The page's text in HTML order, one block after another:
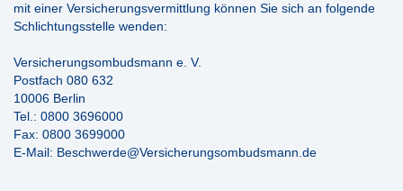
mit einer Versicherungsvermittlung können Sie sich an folgende
Schlichtungsstelle wenden:
Versicherungsombudsmann e. V.
Postfach 080 632
10006 Berlin
Tel.: 0800 3696000
Fax: 0800 3699000
E-Mail: Beschwerde@Versicherungsombudsmann.de